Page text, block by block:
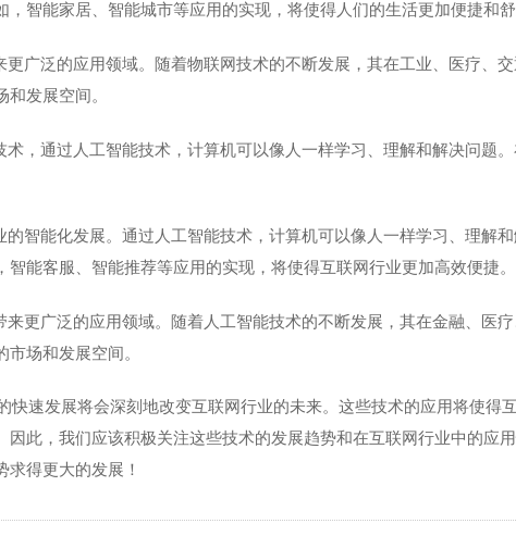
智能家居、智能城市等应用的实现，将使得人们的生活更加便捷和舒
广泛的应用领域。随着物联网技术的不断发展，其在工业、医疗、
发展空间。
，通过人工智能技术，计算机可以像人一样学习、理解和解决问题
智能化发展。通过人工智能技术，计算机可以像人一样学习、理解
能客服、智能推荐等应用的实现，将使得互联网行业更加高效便捷。
更广泛的应用领域。随着人工智能技术的不断发展，其在金融、医
场和发展空间。
快速发展将会深刻地改变互联网行业的未来。这些技术的应用将使得
此，我们应该积极关注这些技术的发展趋势和在互联网行业中的应
得更大的发展！